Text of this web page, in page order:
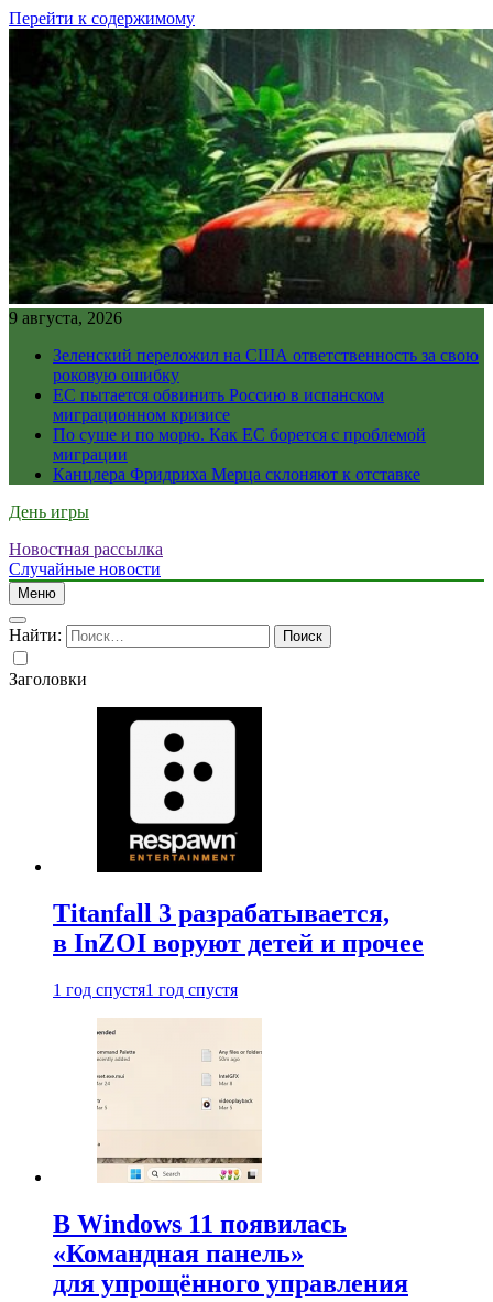
Перейти к содержимому
9 августа, 2026
Зеленский переложил на США ответственность за свою
роковую ошибку
ЕС пытается обвинить Россию в испанском
миграционном кризисе
По суше и по морю. Как ЕС борется с проблемой
миграции
Канцлера Фридриха Мерца склоняют к отставке
День игры
Новостная рассылка
Случайные новости
Меню
Найти:
Заголовки
Titanfall 3 разрабатывается,
в InZOI воруют детей и прочее
1 год спустя1 год спустя
В Windows 11 появилась
«Командная панель»
для упрощённого управления